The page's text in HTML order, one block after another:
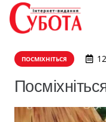
ПОСМІХНІТЬСЯ